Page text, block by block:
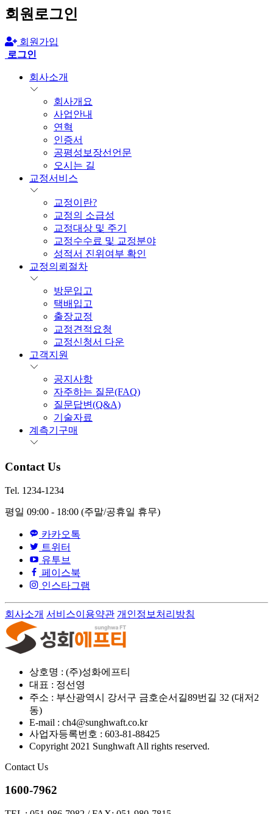
회원로그인
회원가입
로그인
회사소개
회사개요
사업안내
연혁
인증서
공평성보장선언문
오시는 길
교정서비스
교정이란?
교정의 소급성
교정대상 및 주기
교정수수료 및 교정분야
성적서 진위여부 확인
교정의뢰절차
방문입고
택배입고
출장교정
교정견적요청
교정신청서 다운
고객지원
공지사항
자주하는 질문(FAQ)
질문답변(Q&A)
기술자료
계측기구매
Contact Us
Tel. 1234-1234
평일 09:00 - 18:00 (주말/공휴일 휴무)
카카오톡
트위터
유투브
페이스북
인스타그램
회사소개 서비스이용약관 개인정보처리방침
상호명 : (주)성화에프티
대표 : 정선영
주소 : 부산광역시 강서구 금호순서길89번길 32 (대저2
동)
E-mail : ch4@sunghwaft.co.kr
사업자등록번호 : 603-81-88425
Copyright 2021 Sunghwaft All rights reserved.
Contact Us
1600-7962